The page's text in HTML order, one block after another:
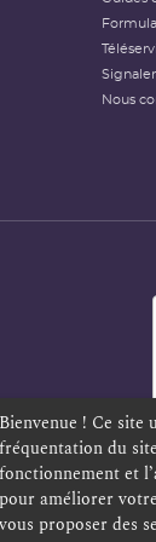
Nous
Bienvenue ! Ce site
fréquentation du
fonctionnement et
pour améliorer
vous proposer des